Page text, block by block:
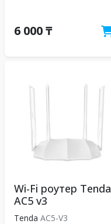
6 000 ₸
Wi-Fi роутер Tenda
AC5 v3
Tenda AC5-V3